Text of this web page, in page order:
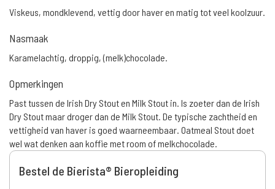
Viskeus, mondklevend, vettig door haver en matig tot veel koolzuur.
Nasmaak
Karamelachtig, droppig, (melk)chocolade.
Opmerkingen
Past tussen de Irish Dry Stout en Milk Stout in. Is zoeter dan de Irish
Dry Stout maar droger dan de Milk Stout. De typische zachtheid en
vettigheid van haver is goed waarneembaar. Oatmeal Stout doet
wel wat denken aan koffie met room of melkchocolade.
Bestel de Bierista® Bieropleiding